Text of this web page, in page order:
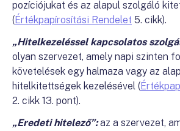
pozíciójukat és az alapul szolgáló
(Értékpapírosítási Rendelet 5. cikk).
„Hitelkezeléssel kapcsolatos
olyan szervezet, amely napi szinten
követelések egy halmaza vagy az
hitelkitettségek kezelésével (
2. cikk 13. pont).
„Eredeti hitelező”:az a szervezet,